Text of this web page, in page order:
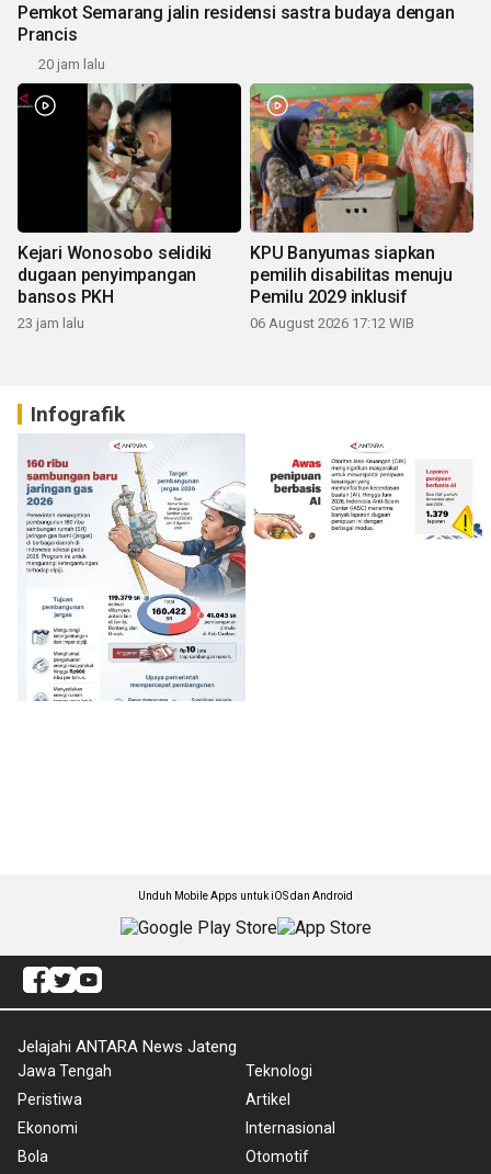
Pemkot Semarang jalin residensi sastra budaya dengan
Prancis
20 jam lalu
Kejari Wonosobo selidiki
dugaan penyimpangan
bansos PKH
23 jam lalu
KPU Banyumas siapkan
pemilih disabilitas menuju
Pemilu 2029 inklusif
06 August 2026 17:12 WIB
Infografik
Unduh Mobile Apps untuk iOS dan Android
Jelajahi ANTARA News Jateng
Jawa Tengah
Peristiwa
Ekonomi
Bola
Teknologi
Artikel
Internasional
Otomotif